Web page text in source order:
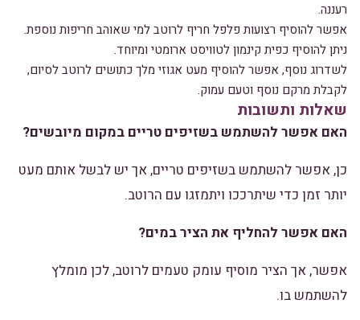
רעננה.
אפשר להוסיף רצועות פלפל חריף לרוטב למי שאוהב חריפות נוספת.
ניתן להוסיף כפית קינמון לטוויסט ארומטי ומיוחד.
לשדרוג נוסף, אפשר להוסיף מעט אגוזי מלך כתושים לרוטב לסיום,
לקבלת מרקם נוסף וטעם עמוק.
שאלות ותשובות
האם אפשר להשתמש בשזיפים טריים במקום מיובשים?
כן, אפשר להשתמש בשזיפים טריים, אך יש לבשל אותם מעט
יותר זמן כדי שיתרככו ויתמזגו עם הרוטב.
האם אפשר להחליף את הציר במים?
אפשר, אך הציר מוסיף עומק טעמים לרוטב, לכן מומלץ
להשתמש בו.